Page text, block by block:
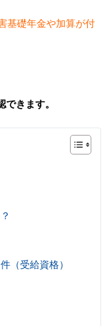
基礎年金や加算が付
きます。
（受給資格）